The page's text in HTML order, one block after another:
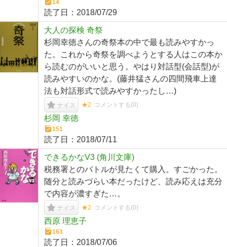
14
読了日： 2018/07/29
大人の探検 奇祭
杉岡幸徳さんの奇祭本の中で最も読みやすかっ
た。これから奇祭を調べようとする人はこの本か
ら読むのがいいと思う。やはり対話型(会話型)が
読みやすいのかな。(藤井猛さんの四間飛車上達
法も対話形式で読みやすかったし…)
ナイス ★2 コメントする(0)
杉岡 幸徳
151
読了日： 2018/07/11
できるかなV3 (角川文庫)
税務署とのバトルが見たくて購入。すごかった。
随分と読みづらい本だったけど、読み応えは充分
で内容が濃すぎた…。
ナイス ★2 コメントする(0)
西原 理恵子
163
読了日： 2018/07/06